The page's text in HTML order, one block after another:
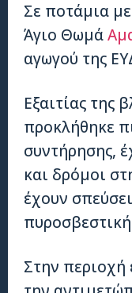
Σε ποτάμια
Άγιο Θωμά
αγωγού της
Εξαιτίας της
προκλήθηκε
συντήρησης,
και δρόμοι
έχουν
Στην περιοχή